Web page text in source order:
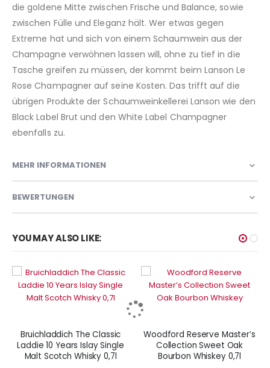
die goldene Mitte zwischen Frische und Balance, sowie
zwischen Fülle und Eleganz hält. Wer etwas gegen
Extreme hat und sich von einem Schaumwein aus der
Champagne verwöhnen lassen will, ohne zu tief in die
Tasche greifen zu müssen, der kommt beim Lanson Le
Rose Champagner auf seine Kosten. Das trifft auf die
übrigen Produkte der Schaumweinkellerei Lanson wie den
Black Label Brut und den White Label Champagner
ebenfalls zu.
MEHR INFORMATIONEN
BEWERTUNGEN
YOU MAY ALSO LIKE:
Bruichladdich The Classic
Laddie 10 Years Islay Single
Malt Scotch Whisky 0,7l
Woodford Reserve Master’s
Collection Sweet Oak
Bourbon Whiskey 0,7l